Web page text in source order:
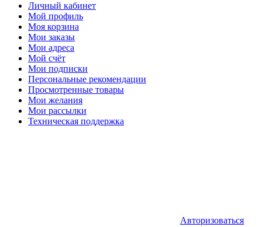
Личный кабинет
Мой профиль
Моя корзина
Мои заказы
Мои адреса
Мой счёт
Мои подписки
Персональные рекомендации
Просмотренные товары
Мои желания
Мои рассылки
Техническая поддержка
Авторизоваться